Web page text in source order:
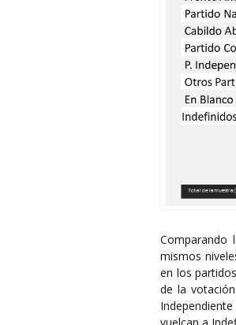
Comparando
mismos
en los
de la